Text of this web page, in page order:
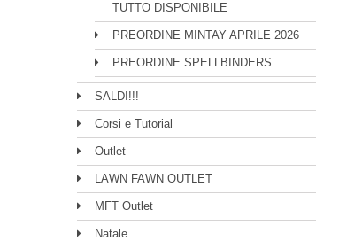
TUTTO DISPONIBILE
PREORDINE MINTAY APRILE 2026
PREORDINE SPELLBINDERS
SALDI!!!
Corsi e Tutorial
Outlet
LAWN FAWN OUTLET
MFT Outlet
Natale